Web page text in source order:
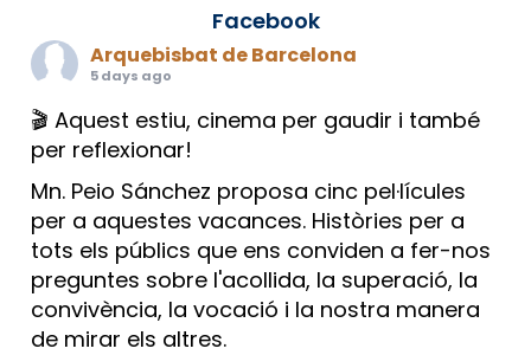
Facebook
Arquebisbat de Barcelona
5 days ago
🎬 Aquest estiu, cinema per gaudir i també
per reflexionar!
Mn. Peio Sánchez proposa cinc pel·lícules
per a aquestes vacances. Històries per a
tots els públics que ens conviden a fer-nos
preguntes sobre l'acollida, la superació, la
convivència, la vocació i la nostra manera
de mirar els altres.